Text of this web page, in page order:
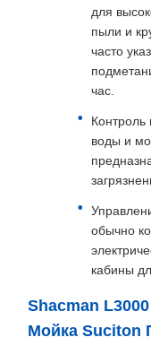
для
пыли и
часто
час.
воды и
обычно
кабины
Shacman
Мойка Suciton